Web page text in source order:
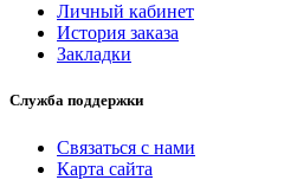
Личный кабинет
История заказа
Закладки
Служба поддержки
Связаться с нами
Карта сайта